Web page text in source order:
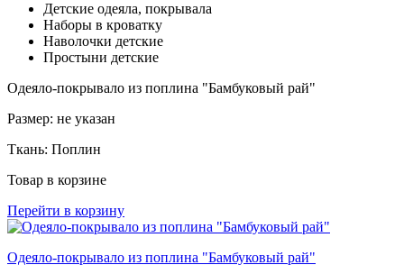
Детские одеяла, покрывала
Наборы в кроватку
Наволочки детские
Простыни детские
Одеяло-покрывало из поплина "Бамбуковый рай"
Размер: не указан
Ткань: Поплин
Товар в корзине
Перейти в корзину
Одеяло-покрывало из поплина "Бамбуковый рай"